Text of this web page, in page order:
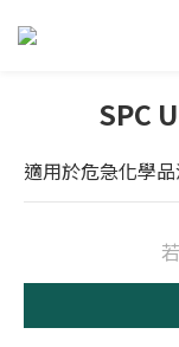
SPC
適用於危急化學